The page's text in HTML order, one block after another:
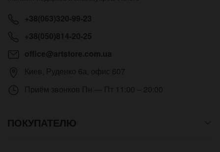
ПОКУПАТЕЛЮ